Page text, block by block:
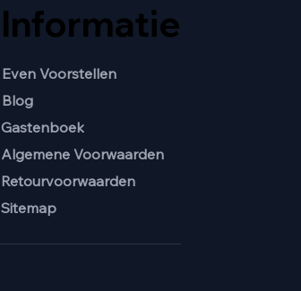
Informatie
Even Voorstellen
Blog
Gastenboek
Algemene Voorwaarden
Retourvoorwaarden
Sitemap